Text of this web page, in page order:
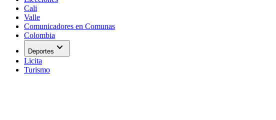
Cali
Valle
Comunicadores en Comunas
Colombia
Deportes expand_more
Licita
Turismo